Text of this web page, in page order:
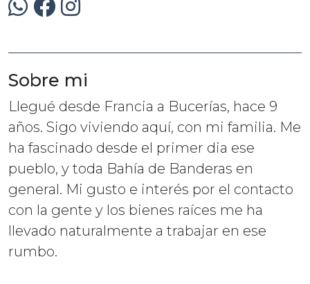
Sobre mi
Llegué desde Francia a Bucerías, hace 9
años. Sigo viviendo aquí, con mi familia. Me
ha fascinado desde el primer dia ese
pueblo, y toda Bahía de Banderas en
general. Mi gusto e interés por el contacto
con la gente y los bienes raíces me ha
llevado naturalmente a trabajar en ese
rumbo.